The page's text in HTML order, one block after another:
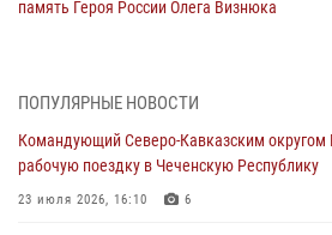
память Героя России Олега Визнюка
память товарищей, погибших при
06 августа 2026, 13:29 5
В Центральном округе Росгвардии прошли
ПОПУЛЯРНЫЕ НОВОСТИ
Командующий Северо-Кавказским округом
рабочую поездку в Чеченскую Республику
23 июля 2026, 16:10 6